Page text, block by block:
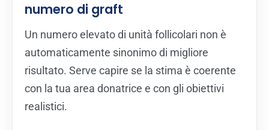
numero di graft
Un numero elevato di unità follicolari non è
automaticamente sinonimo di migliore
risultato. Serve capire se la stima è coerente
con la tua area donatrice e con gli obiettivi
realistici.